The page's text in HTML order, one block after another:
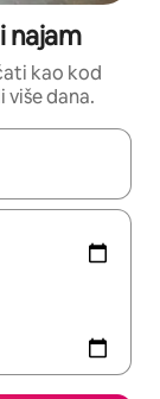
najam
kao kod
dana.